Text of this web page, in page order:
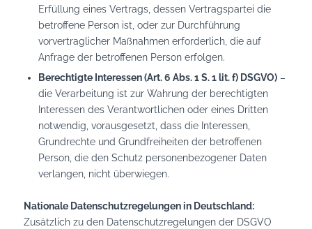
Erfüllung eines Vertrags, dessen Vertragspartei die
betroffene Person ist, oder zur Durchführung
vorvertraglicher Maßnahmen erforderlich, die auf
Anfrage der betroffenen Person erfolgen.
Berechtigte Interessen (Art. 6 Abs. 1 S. 1 lit. f) DSGVO)–
die Verarbeitung ist zur Wahrung der berechtigten
Interessen des Verantwortlichen oder eines Dritten
notwendig, vorausgesetzt, dass die Interessen,
Grundrechte und Grundfreiheiten der betroffenen
Person, die den Schutz personenbezogener Daten
verlangen, nicht überwiegen.
Nationale Datenschutzregelungen in Deutschland:
Zusätzlich zu den Datenschutzregelungen der DSGVO